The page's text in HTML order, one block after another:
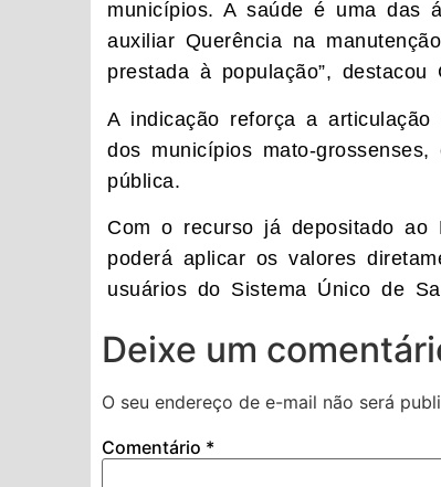
municípios. A saúde é uma das
auxiliar Querência na
prestada à população”, destacou
A indicação reforça a
dos municípios mato-
pública.
Com o recurso já depositado ao
poderá aplicar os valores
usuários do Sistema Único de
Deixe um
O seu endereço de e-mail não será
Comentário *